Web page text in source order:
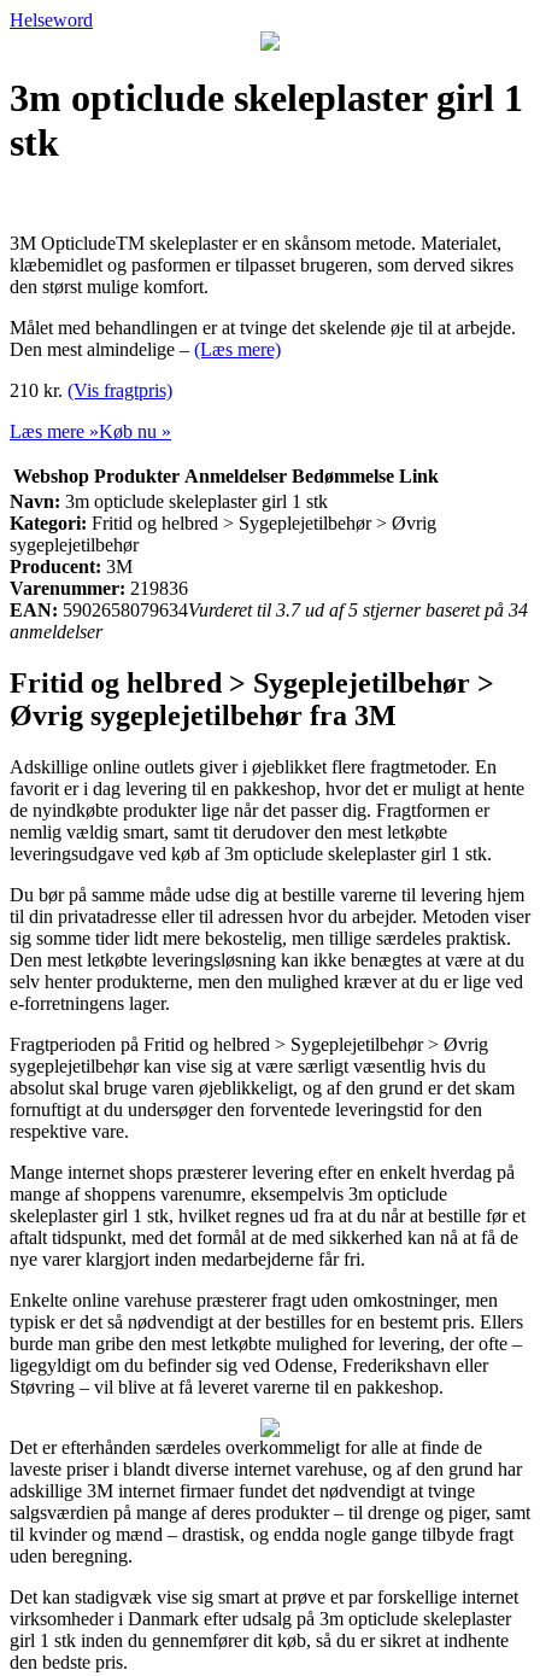
Helseword
3m opticlude skeleplaster girl 1
stk
3M OpticludeTM skeleplaster er en skånsom metode. Materialet,
klæbemidlet og pasformen er tilpasset brugeren, som derved sikres
den størst mulige komfort.
Målet med behandlingen er at tvinge det skelende øje til at arbejde.
Den mest almindelige – (Læs mere)
210 kr. (Vis fragtpris)
Læs mere »Køb nu »
Webshop Produkter Anmeldelser Bedømmelse Link
Navn: 3m opticlude skeleplaster girl 1 stk
Kategori: Fritid og helbred > Sygeplejetilbehør > Øvrig
sygeplejetilbehør
Producent: 3M
Varenummer: 219836
EAN: 5902658079634Vurderet til 3.7 ud af 5 stjerner baseret på 34
anmeldelser
Fritid og helbred > Sygeplejetilbehør >
Øvrig sygeplejetilbehør fra 3M
Adskillige online outlets giver i øjeblikket flere fragtmetoder. En
favorit er i dag levering til en pakkeshop, hvor det er muligt at hente
de nyindkøbte produkter lige når det passer dig. Fragtformen er
nemlig vældig smart, samt tit derudover den mest letkøbte
leveringsudgave ved køb af 3m opticlude skeleplaster girl 1 stk.
Du bør på samme måde udse dig at bestille varerne til levering hjem
til din privatadresse eller til adressen hvor du arbejder. Metoden viser
sig somme tider lidt mere bekostelig, men tillige særdeles praktisk.
Den mest letkøbte leveringsløsning kan ikke benægtes at være at du
selv henter produkterne, men den mulighed kræver at du er lige ved
e-forretningens lager.
Fragtperioden på Fritid og helbred > Sygeplejetilbehør > Øvrig
sygeplejetilbehør kan vise sig at være særligt væsentlig hvis du
absolut skal bruge varen øjeblikkeligt, og af den grund er det skam
fornuftigt at du undersøger den forventede leveringstid for den
respektive vare.
Mange internet shops præsterer levering efter en enkelt hverdag på
mange af shoppens varenumre, eksempelvis 3m opticlude
skeleplaster girl 1 stk, hvilket regnes ud fra at du når at bestille før et
aftalt tidspunkt, med det formål at de med sikkerhed kan nå at få de
nye varer klargjort inden medarbejderne får fri.
Enkelte online varehuse præsterer fragt uden omkostninger, men
typisk er det så nødvendigt at der bestilles for en bestemt pris. Ellers
burde man gribe den mest letkøbte mulighed for levering, der ofte –
ligegyldigt om du befinder sig ved Odense, Frederikshavn eller
Støvring – vil blive at få leveret varerne til en pakkeshop.
Det er efterhånden særdeles overkommeligt for alle at finde de
laveste priser i blandt diverse internet varehuse, og af den grund har
adskillige 3M internet firmaer fundet det nødvendigt at tvinge
salgsværdien på mange af deres produkter – til drenge og piger, samt
til kvinder og mænd – drastisk, og endda nogle gange tilbyde fragt
uden beregning.
Det kan stadigvæk vise sig smart at prøve et par forskellige internet
virksomheder i Danmark efter udsalg på 3m opticlude skeleplaster
girl 1 stk inden du gennemfører dit køb, så du er sikret at indhente
den bedste pris.